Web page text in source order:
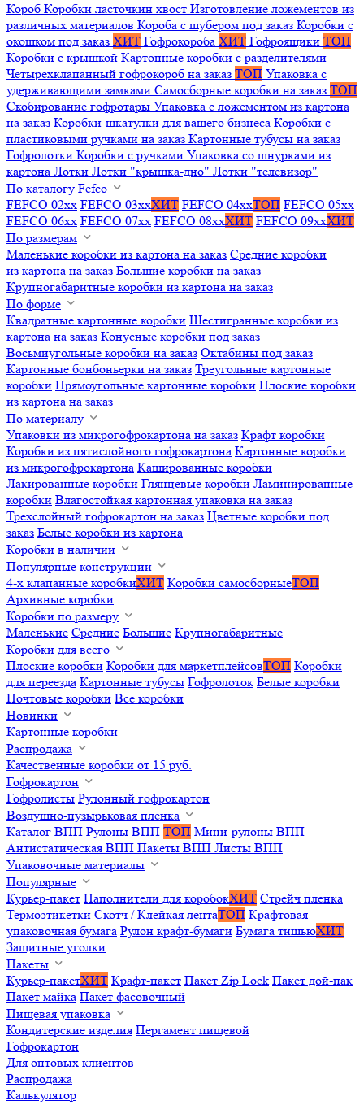
Короб Коробки ласточкин хвост Изготовление ложементов из
различных материалов Короба с шубером под заказ Коробки с
окошком под заказ ХИТ Гофрокороба ХИТ Гофроящики ТОП
Коробки с крышкой Картонные коробки с разделителями
Четырехклапанный гофрокороб на заказ ТОП Упаковка с
удерживающими замками Самосборные коробки на заказ ТОП
Скобирование гофротары Упаковка с ложементом из картона
на заказ Коробки-шкатулки для вашего бизнеса Коробки с
пластиковыми ручками на заказ Картонные тубусы на заказ
Гофролотки Коробки с ручками Упаковка со шнурками из
картона Лотки Лотки "крышка-дно" Лотки "телевизор"
По каталогу Fefco
FEFCO 02xx FEFCO 03xxХИТ FEFCO 04xxТОП FEFCO 05xx
FEFCO 06xx FEFCO 07xx FEFCO 08xxХИТ FEFCO 09xxХИТ
По размерам
Маленькие коробки из картона на заказ Средние коробки
из картона на заказ Большие коробки на заказ
Крупногабаритные коробки из картона на заказ
По форме
Квадратные картонные коробки Шестигранные коробки из
картона на заказ Конусные коробки под заказ
Восьмиугольные коробки на заказ Октабины под заказ
Картонные бонбоньерки на заказ Треугольные картонные
коробки Прямоугольные картонные коробки Плоские коробки
из картона на заказ
По материалу
Упаковки из микрогофрокартона на заказ Крафт коробки
Коробки из пятислойного гофрокартона Картонные коробки
из микрогофрокартона Кашированные коробки
Лакированные коробки Глянцевые коробки Ламинированные
коробки Влагостойкая картонная упаковка на заказ
Трехслойный гофрокартон на заказ Цветные коробки под
заказ Белые коробки из картона
Коробки в наличии
Популярные конструкции
4-х клапанные коробкиХИТ Коробки самосборныеТОП
Архивные коробки
Коробки по размеру
Маленькие Средние Большие Крупногабаритные
Коробки для всего
Плоские коробки Коробки для маркетплейсовТОП Коробки
для переезда Картонные тубусы Гофролоток Белые коробки
Почтовые коробки Все коробки
Новинки
Картонные коробки
Распродажа
Качественные коробки от 15 руб.
Гофрокартон
Гофролисты Рулонный гофрокартон
Воздушно-пузырьковая пленка
Каталог ВПП Рулоны ВПП ТОП Мини-рулоны ВПП
Антистатическая ВПП Пакеты ВПП Листы ВПП
Упаковочные материалы
Популярные
Курьер-пакет Наполнители для коробокХИТ Стрейч пленка
Термоэтикетки Скотч / Клейкая лентаТОП Крафтовая
упаковочная бумага Рулон крафт-бумаги Бумага тишьюХИТ
Защитные уголки
Пакеты
Курьер-пакетХИТ Крафт-пакет Пакет Zip Lock Пакет дой-пак
Пакет майка Пакет фасовочный
Пищевая упаковка
Кондитерские изделия Пергамент пищевой
Гофрокартон
Для оптовых клиентов
Распродажа
Калькулятор